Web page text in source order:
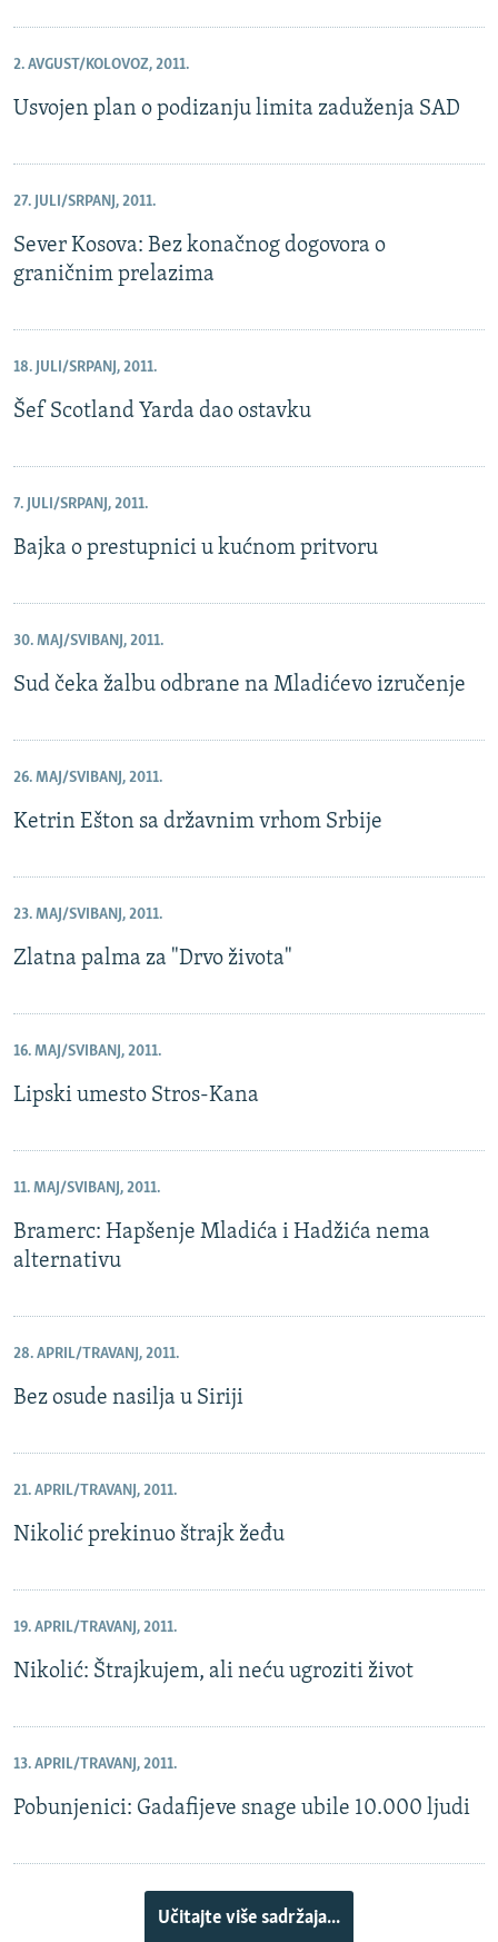
2. AVGUST/KOLOVOZ, 2011.
Usvojen plan o podizanju limita zaduženja SAD
27. JULI/SRPANJ, 2011.
Sever Kosova: Bez konačnog dogovora o
graničnim prelazima
18. JULI/SRPANJ, 2011.
Šef Scotland Yarda dao ostavku
7. JULI/SRPANJ, 2011.
Bajka o prestupnici u kućnom pritvoru
30. MAJ/SVIBANJ, 2011.
Sud čeka žalbu odbrane na Mladićevo izručenje
26. MAJ/SVIBANJ, 2011.
Ketrin Ešton sa državnim vrhom Srbije
23. MAJ/SVIBANJ, 2011.
Zlatna palma za "Drvo života"
16. MAJ/SVIBANJ, 2011.
Lipski umesto Stros-Kana
11. MAJ/SVIBANJ, 2011.
Bramerc: Hapšenje Mladića i Hadžića nema
alternativu
28. APRIL/TRAVANJ, 2011.
Bez osude nasilja u Siriji
21. APRIL/TRAVANJ, 2011.
Nikolić prekinuo štrajk žeđu
19. APRIL/TRAVANJ, 2011.
Nikolić: Štrajkujem, ali neću ugroziti život
13. APRIL/TRAVANJ, 2011.
Pobunjenici: Gadafijeve snage ubile 10.000 ljudi
Učitajte više sadržaja...